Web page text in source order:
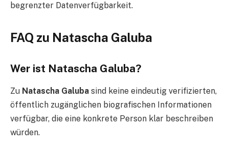
begrenzter Datenverfügbarkeit.
FAQ zu Natascha Galuba
Wer ist Natascha Galuba?
Zu Natascha Galuba sind keine eindeutig verifizierten,
öffentlich zugänglichen biografischen Informationen
verfügbar, die eine konkrete Person klar beschreiben
würden.